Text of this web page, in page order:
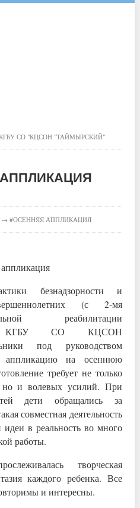
СО "КЦСОН "ТАЙМЫРСКИЙ"
→ #ОСЕННЯЯ АППЛИКАЦИЯ
безнадзорности и
(с 2-мя
реабилитации
КГБУ СО КЦСОН
под руководством
аппликацию на осеннюю
требует не только
но и волевых усилий. При
дети обращались за
совместная деятельность
в реальность во много
работы.
творческая
каждого ребенка. Все
и интересны.